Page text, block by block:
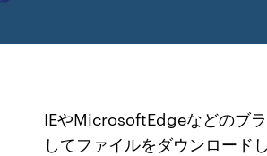
IEやMicrosoftEdgeなどのブ
してファイルをダウンロード